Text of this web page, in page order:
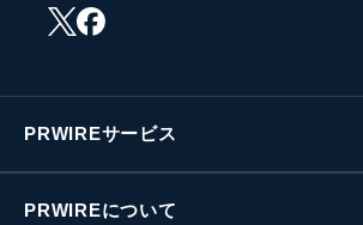
PRWIREサービス
PRWIREについて